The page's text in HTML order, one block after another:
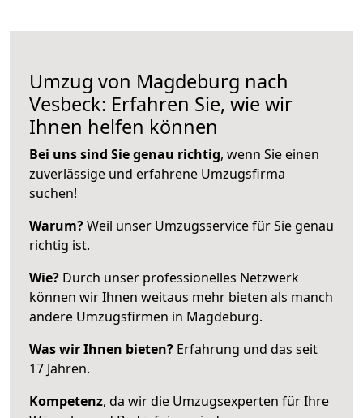
Umzug von Magdeburg nach
Vesbeck: Erfahren Sie, wie wir
Ihnen helfen können
Bei uns sind Sie genau richtig, wenn Sie einen
zuverlässige und erfahrene Umzugsfirma
suchen!
Warum?Weil unser Umzugsservice für Sie genau
richtig ist.
Wie? Durch unser professionelles Netzwerk
können wir Ihnen weitaus mehr bieten als manch
andere Umzugsfirmen in Magdeburg.
Was wir Ihnen bieten? Erfahrung und das seit
17 Jahren.
Kompetenz, da wir die Umzugsexperten für Ihre